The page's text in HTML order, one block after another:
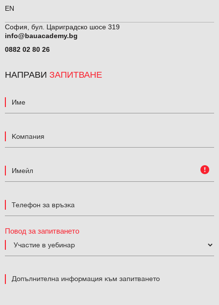
EN
София, бул. Цариградско шосе 319
info@bauacademy.bg
0882 02 80 26
НАПРАВИ ЗАПИТВАНЕ
Повод за запитването